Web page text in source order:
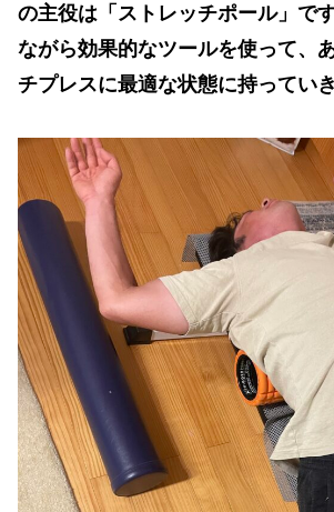
の主役は「ストレッチポール」で
ながら効果的なツールを使って、
チプレスに最適な状態に持ってい